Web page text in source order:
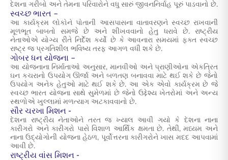
દેશના ગરીબો અને તેમના પરિવારોને વધુ સારું જીવનનિર્વાહ પૂરું પાડવાનો છે.
સ્વચ્છ ભારત –
આ કાર્યક્રમ લોકોને પોતાની આસપાસના વાતાવરણને સ્વચ્છ રાખવાની
મૂળભૂત બાબતો સમજે છે અને શીખવવાનો હેતુ ધરાવે છે. રાષ્ટ્રીય
નેતાઓએ યોગ્ય રીતે નિર્દેશ કર્યો છે કે આવનારા સમયમાં ફક્ત સ્વચ્છ
રાષ્ટ્ર જ પ્રગતિશીલ ભવિષ્ય તરફ આગળ વધી શકે છે.
ગોબર ધન યોજના –
આ યોજનાના નિર્માતાઓ અનુસાર, માનવીઓ અને પ્રાણીઓના એકત્રિત
ઘન કચરાનો ઉપયોગ ઊર્જા અને બળતણ બનાવવા માટે થઈ શકે છે જેનો
ઉપયોગ અનેક હેતુઓ માટે થઈ શકે છે. આ એક એવો કાર્યક્રમ છે જે
સ્વચ્છ ભારત યોજના સાથે સુમેળમાં છે જેનો ઉદ્દેશ્ય ખેતરોમાં અને અન્ય
સ્થળોએ ખુલ્લામાં મળત્યાગ અટકાવવાનો છે.
સૌર ચરખા મિશન -
દેશના રાષ્ટ્રીય નેતાઓને તરત જ ખ્યાલ આવી ગયો કે દેશના નાના
કારીગરો અને કારીગરો પાસે વિશાળ આર્થિક ક્ષમતા છે. તેથી, મધ્યમ અને
નાના ઉદ્યોગોની યોજના હેઠળ, પૂર્વોત્તરના કારીગરોને ખાસ મદદ આપવામાં
આવી છે.
રાષ્ટ્રીય વાંસ મિશન -